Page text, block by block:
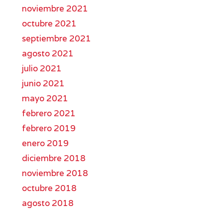
noviembre 2021
octubre 2021
septiembre 2021
agosto 2021
julio 2021
junio 2021
mayo 2021
febrero 2021
febrero 2019
enero 2019
diciembre 2018
noviembre 2018
octubre 2018
agosto 2018